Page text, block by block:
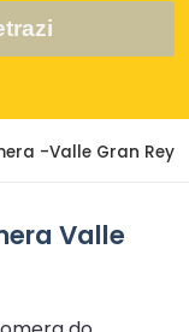
-Valle Gran Rey
Valle